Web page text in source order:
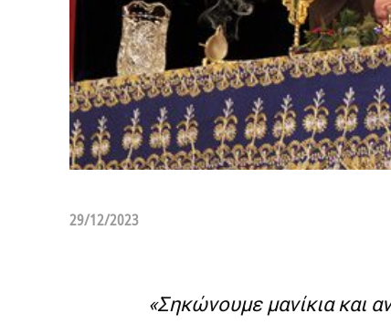
29/12/2023
«Σηκώνουμε μανίκια και